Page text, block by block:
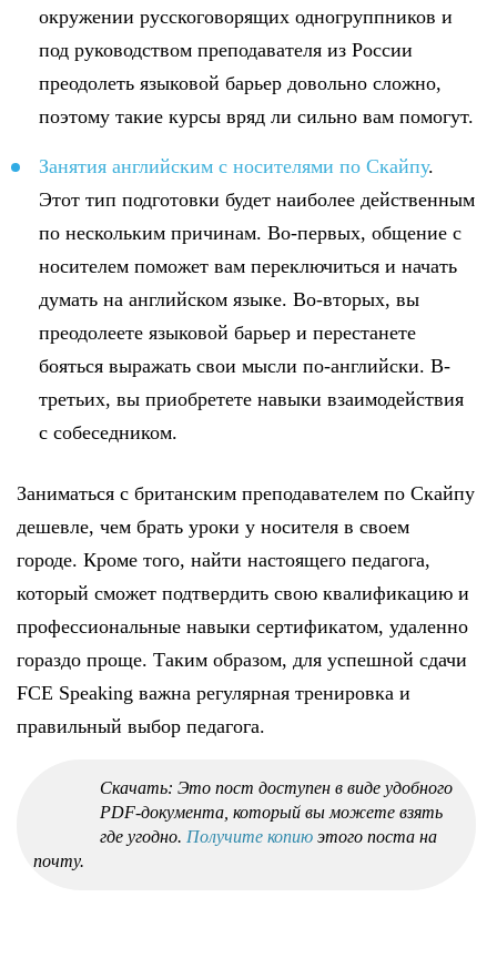
окружении русскоговорящих одногруппников и
под руководством преподавателя из России
преодолеть языковой барьер довольно сложно,
поэтому такие курсы вряд ли сильно вам помогут.
Занятия английским с носителями по Скайпу.
Этот тип подготовки будет наиболее действенным
по нескольким причинам. Во-первых, общение с
носителем поможет вам переключиться и начать
думать на английском языке. Во-вторых, вы
преодолеете языковой барьер и перестанете
бояться выражать свои мысли по-английски. В-
третьих, вы приобретете навыки взаимодействия
с собеседником.
Заниматься с британским преподавателем по Скайпу
дешевле, чем брать уроки у носителя в своем
городе. Кроме того, найти настоящего педагога,
который сможет подтвердить свою квалификацию и
профессиональные навыки сертификатом, удаленно
гораздо проще. Таким образом, для успешной сдачи
FCE Speaking важна регулярная тренировка и
правильный выбор педагога.
Скачать: Это пост доступен в виде удобного
PDF-документа, который вы можете взять
где угодно. Получите копию этого поста на
почту.